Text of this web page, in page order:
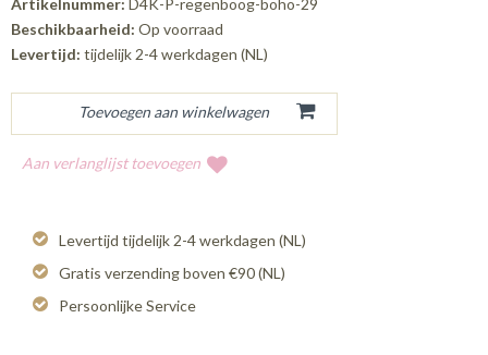
Artikelnummer: D4K-P-regenboog-boho-29
Beschikbaarheid: Op voorraad
Levertijd: tijdelijk 2-4 werkdagen (NL)
Aan verlanglijst toevoegen
Levertijd tijdelijk 2-4 werkdagen (NL)
Gratis verzending boven €90 (NL)
Persoonlijke Service